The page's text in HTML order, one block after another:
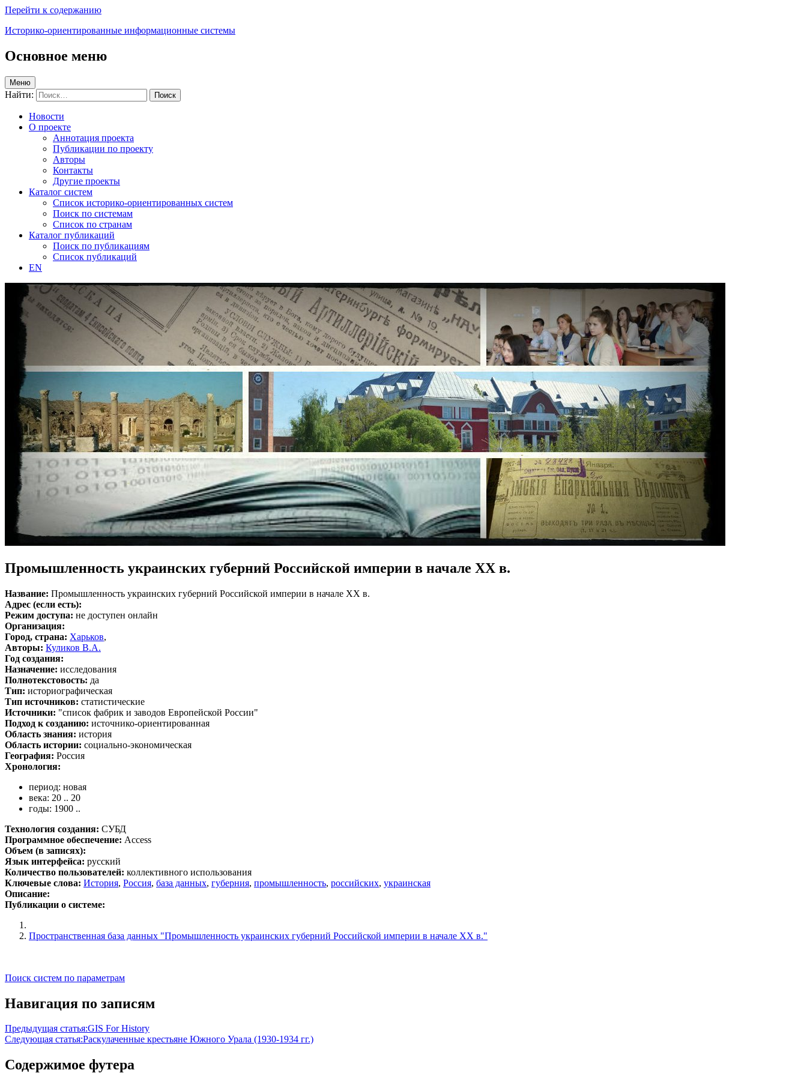
Перейти к содержанию
Историко-ориентированные информационные системы
Основное меню
Меню
Найти:
Новости
О проекте
Аннотация проекта
Публикации по проекту
Авторы
Контакты
Другие проекты
Каталог систем
Список историко-ориентированных систем
Поиск по системам
Список по странам
Каталог публикаций
Поиск по публикациям
Список публикаций
EN
Промышленность украинских губерний Российской империи в начале XX в.
Название: Промышленность украинских губерний Российской империи в начале XX в.
Адрес (если есть):
Режим доступа: не доступен онлайн
Организация:
Город, страна: Харьков,
Авторы: Куликов В.А.
Год создания:
Назначение: исследования
Полнотекстовость: да
Тип: историографическая
Тип источников: статистические
Источники: "список фабрик и заводов Европейской России"
Подход к созданию: источнико-ориентированная
Область знания: история
Область истории: социально-экономическая
География: Россия
Хронология:
период: новая
века: 20 .. 20
годы: 1900 ..
Технология создания: СУБД
Программное обеспечение: Access
Объем (в записях):
Язык интерфейса: русский
Количество пользователей: коллективного использования
Ключевые слова: История, Россия, база данных, губерния, промышленность, российских, украинская
Описание:
Публикации о системе:
Пространственная база данных "Промышленность украинских губерний Российской империи в начале XX в."
Поиск систем по параметрам
Навигация по записям
Предыдущая статья:GIS For History
Следующая статья:Раскулаченные крестьяне Южного Урала (1930-1934 гг.)
Содержимое футера